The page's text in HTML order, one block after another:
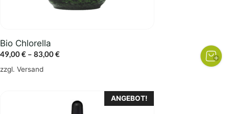
Bio Chlorella
49,00€ – 83,00€Preisspanne:
zzgl. Versand
werden
ANGEBOT!